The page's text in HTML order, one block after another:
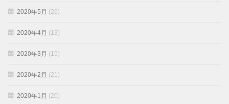
2020年5月 (26)
2020年4月 (13)
2020年3月 (15)
2020年2月 (21)
2020年1月 (20)